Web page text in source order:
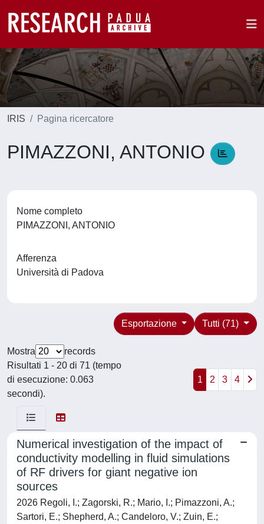
IRIS Pagina ricercatore
PIMAZZONI, ANTONIO
Nome completo
PIMAZZONI, ANTONIO
Afferenza
Università di Padova
Tutti (71)
Esportazione
Mostra
records
Risultati 1 - 20 di 71 (tempo
di esecuzione: 0.063
secondi).
1 2 3 4
Numerical investigation of the impact of
conductivity modelling in fluid simulations
of RF drivers for giant negative ion
sources
2026 Regoli, I.; Zagorski, R.; Mario, I.; Pimazzoni, A.;
Sartori, E.; Shepherd, A.; Candeloro, V.; Zuin, E.;